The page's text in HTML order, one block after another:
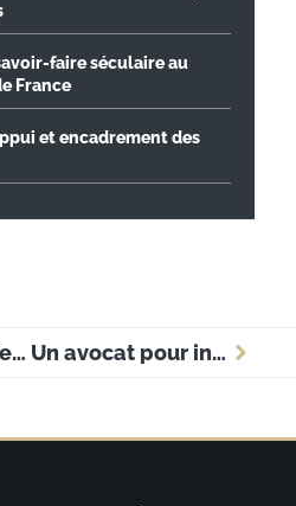
faire séculaire au
France
et encadrement des
Le rôle crucial de l’avocat dans le divorce pour faute Un avocat pour intervenir dans différents domaines du droit